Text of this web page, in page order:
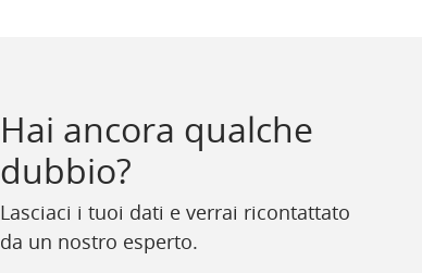
Hai ancora qualche
dubbio?
Lasciaci i tuoi dati e verrai ricontattato
da un nostro esperto.